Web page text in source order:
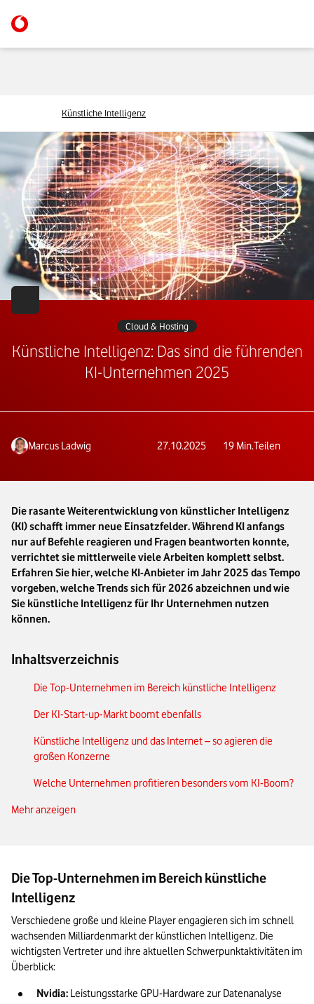
Künstliche Intelligenz
Cloud & Hosting
Künstliche Intelligenz: Das sind die führenden
KI-Unternehmen 2025
Marcus Ladwig 27.10.2025 19 Min.Teilen
Die rasante Weiterentwicklung von künstlicher Intelligenz
(KI) schafft immer neue Einsatzfelder. Während KI anfangs
nur auf Befehle reagieren und Fragen beantworten konnte,
verrichtet sie mittlerweile viele Arbeiten komplett selbst.
Erfahren Sie hier, welche KI-Anbieter im Jahr 2025 das Tempo
vorgeben, welche Trends sich für 2026 abzeichnen und wie
Sie künstliche Intelligenz für Ihr Unternehmen nutzen
können.
Inhaltsverzeichnis
Die Top-Unternehmen im Bereich künstliche Intelligenz
Der KI-Start-up-Markt boomt ebenfalls
Künstliche Intelligenz und das Internet – so agieren die
großen Konzerne
Welche Unternehmen profitieren besonders vom KI-Boom?
KI in der Industrie 4.0
Künstliche Intelligenz ist weit mehr als Robotik und
Sprachsynthese
Das Internet der Dinge verbindet physische und virtuelle Welt
Von Big Data zu Smart Data – ohne gezielte Auswertung keine
intelligenten Entscheidungen
KI in der Kundenkommunikation – automatisiertes CRM,
Mehr anzeigen
Die Top-Unternehmen im Bereich künstliche
Intelligenz
Verschiedene große und kleine Player engagieren sich im schnell
wachsenden Milliardenmarkt der künstlichen Intelligenz. Die
wichtigsten Vertreter und ihre aktuellen Schwerpunktaktivitäten im
Überblick:
Nvidia: Leistungsstarke GPU-Hardware zur Datenanalyse